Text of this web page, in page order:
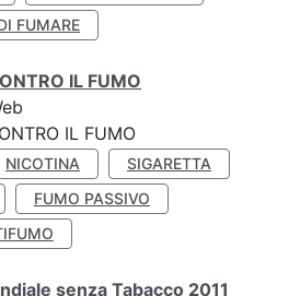
FUMARE
IL FUMO
IL FUMO
NICOTINA
SIGARETTA
FUMO PASSIVO
senza Tabacco 2011